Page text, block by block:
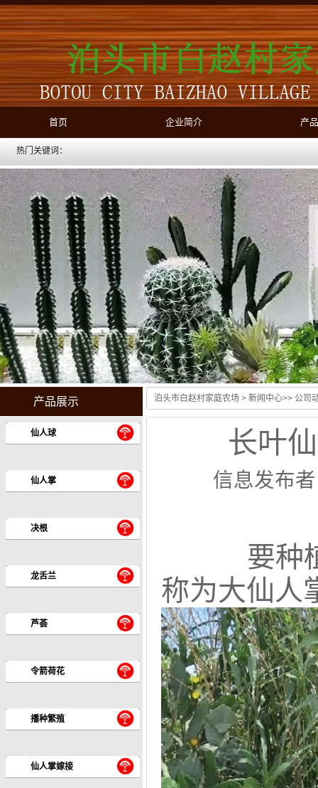
首页 企业简介 产
热门关键词：
产品展示
仙人球
仙人掌
决根
龙舌兰
芦荟
令箭荷花
播种繁殖
仙人掌嫁接
泊头市白赵村家庭农场 > 新闻中心>> 公司
长叶
信息发布
要种
称为大仙人